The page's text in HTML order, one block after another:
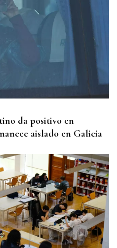
da positivo en
aislado en Galicia